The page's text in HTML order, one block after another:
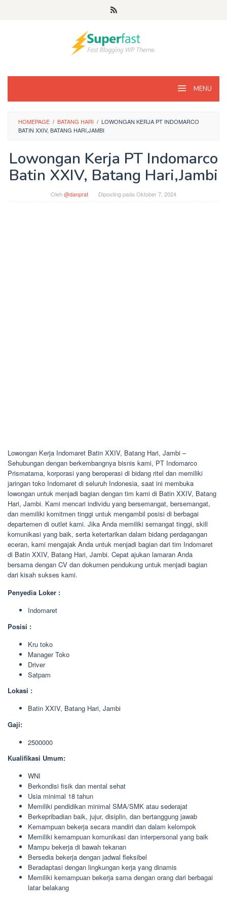
MENU
HOMEPAGE / BATANG HARI / LOWONGAN KERJA PT INDOMARCO
BATIN XXIV, BATANG HARI,JAMBI
Lowongan Kerja PT Indomarco
Batin XXIV, Batang Hari,Jambi
Oleh@danprat Diposting pada Oktober 7, 2024
Lowongan Kerja Indomaret Batin XXIV, Batang Hari, Jambi –
Sehubungan dengan berkembangnya bisnis kami, PT Indomarco
Prismatama, korporasi yang beroperasi di bidang ritel dan memiliki
jaringan toko Indomaret di seluruh Indonesia, saat ini membuka
lowongan untuk menjadi bagian dengan tim kami di Batin XXIV, Batang
Hari, Jambi. Kami mencari individu yang bersemangat, bersemangat,
dan memiliki komitmen tinggi untuk mengambil posisi di berbagai
departemen di outlet kami. Jika Anda memiliki semangat tinggi, skill
komunikasi yang baik, serta ketertarikan dalam bidang perdagangan
eceran, kami mengajak Anda untuk menjadi bagian dari tim Indomaret
di Batin XXIV, Batang Hari, Jambi. Cepat ajukan lamaran Anda
bersama dengan CV dan dokumen pendukung untuk menjadi bagian
dari kisah sukses kami.
Penyedia Loker :
Indomaret
Posisi :
Kru toko
Manager Toko
Driver
Satpam
Lokasi :
Batin XXIV, Batang Hari, Jambi
Gaji:
2500000
Kualifikasi Umum:
WNI
Berkondisi fisik dan mental sehat
Usia minimal 18 tahun
Memiliki pendidikan minimal SMA/SMK atau sederajat
Berkepribadian baik, jujur, disiplin, dan bertanggung jawab
Kemampuan bekerja secara mandiri dan dalam kelompok
Memiliki kemampuan komunikasi dan interpersonal yang baik
Mampu bekerja di bawah tekanan
Bersedia bekerja dengan jadwal fleksibel
Beradaptasi dengan lingkungan kerja yang dinamis
Memiliki kemampuan bekerja sama dengan orang dari berbagai
latar belakang